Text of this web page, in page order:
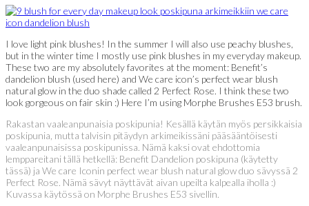
I love light pink blushes! In the summer I will also use peachy blushes,
but in the winter time I mostly use pink blushes in my everyday makeup.
These two are my absolutely favorites at the moment: Benefit’s
dandelion blush (used here) and We care icon’s perfect wear blush
natural glow in the duo shade called 2 Perfect Rose. I think these two
look gorgeous on fair skin :) Here I’m using Morphe Brushes E53 brush.
Rakastan vaaleanpunaisia poskipunia! Kesällä käytän myös persikkaisia
poskipunia, mutta talvisin pitäydyn arkimeikissäni pääsääntöisesti
vaaleanpunaisissa poskipunissa. Nämä kaksi ovat ehdottomia
lemppareitani tällä hetkellä: Benefit Dandelion poskipuna (käytetty
tässä) ja We care Iconin perfect wear blush natural glow duo sävyssä 2
Perfect Rose. Nämä sävyt näyttävät aivan upeilta kalpealla iholla :)
Kuvassa käytössä on Morphe Brushes E53 sivellin.